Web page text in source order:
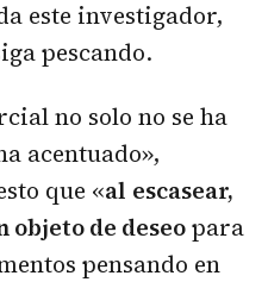
este investigador,
pescando.
no solo no se ha
acentuado»,
que «al escasear,
objeto de deseopara
pensando en